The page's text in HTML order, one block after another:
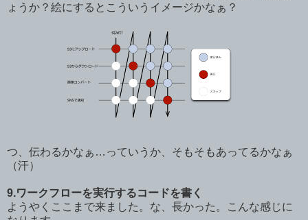
ょうか？絵にするとこういうイメージかなぁ？
つ、伝わるかなぁ…っていうか、そもそもあってるかなぁ
（汗）
9.ワークフローを実行するコードを書く
ようやくここまで来ました。な、長かった。こんな感じに